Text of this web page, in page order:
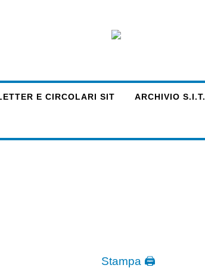
E CIRCOLARI SIT ARCHIVIO S.I.T.
Stampa 🖨